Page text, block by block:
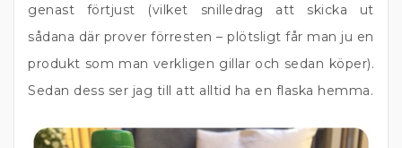
genast förtjust (vilket snilledrag att skicka ut
sådana där prover förresten – plötsligt får man ju en
produkt som man verkligen gillar och sedan köper).
Sedan dess ser jag till att alltid ha en flaska hemma.